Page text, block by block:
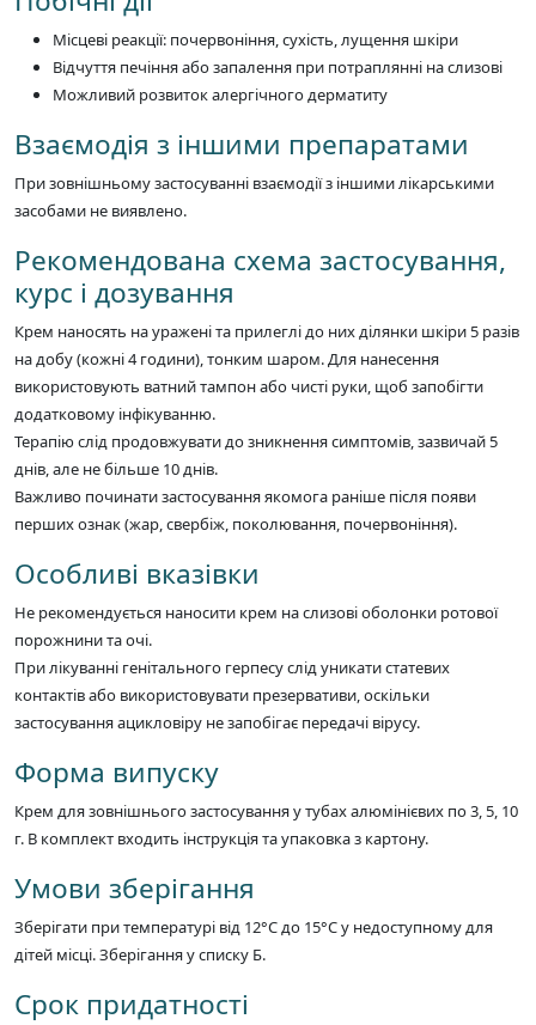
Місцеві реакції: почервоніння, сухість, лущення шкіри
Відчуття печіння або запалення при потраплянні на слизові
Можливий розвиток алергічного дерматиту
Взаємодія з іншими препаратами
При зовнішньому застосуванні взаємодії з іншими лікарськими
засобами не виявлено.
Рекомендована схема застосування,
курс і дозування
Крем наносять на уражені та прилеглі до них ділянки шкіри 5 разів
на добу (кожні 4 години), тонким шаром. Для нанесення
використовують ватний тампон або чисті руки, щоб запобігти
додатковому інфікуванню.
Терапію слід продовжувати до зникнення симптомів, зазвичай 5
днів, але не більше 10 днів.
Важливо починати застосування якомога раніше після появи
перших ознак (жар, свербіж, поколювання, почервоніння).
Особливі вказівки
Не рекомендується наносити крем на слизові оболонки ротової
порожнини та очі.
При лікуванні генітального герпесу слід уникати статевих
контактів або використовувати презервативи, оскільки
застосування ацикловіру не запобігає передачі вірусу.
Форма випуску
Крем для зовнішнього застосування у тубах алюмінієвих по 3, 5, 10
г. В комплект входить інструкція та упаковка з картону.
Умови зберігання
Зберігати при температурі від 12°C до 15°C у недоступному для
дітей місці. Зберігання у списку Б.
Срок придатності